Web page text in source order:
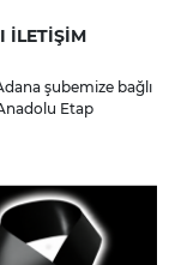
İLETİŞİM
şubemize bağlı
Etap